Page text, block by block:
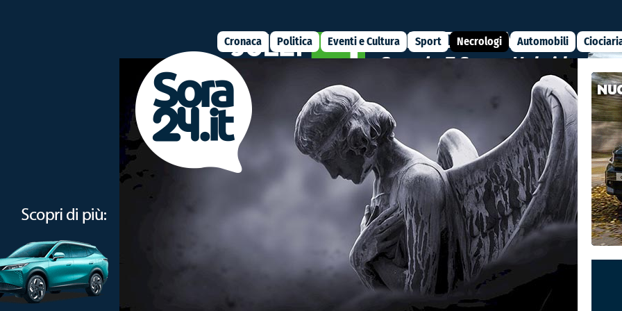
Cronaca Politica Eventi e Cultura Sport Necrologi Automobili